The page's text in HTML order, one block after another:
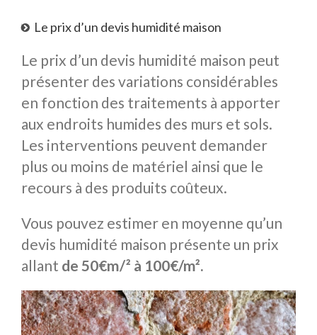
Le prix d’un devis humidité maison
Le prix d’un devis humidité maison peut
présenter des variations considérables
en fonction des traitements à apporter
aux endroits humides des murs et sols.
Les interventions peuvent demander
plus ou moins de matériel ainsi que le
recours à des produits coûteux.
Vous pouvez estimer en moyenne qu’un
devis humidité maison présente un prix
allant de 50€m/² à 100€/m².